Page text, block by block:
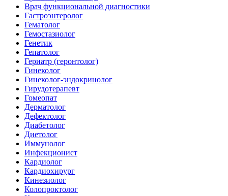
Врач функциональной диагностики
Гастроэнтеролог
Гематолог
Гемостазиолог
Генетик
Гепатолог
Гериатр (геронтолог)
Гинеколог
Гинеколог-эндокринолог
Гирудотерапевт
Гомеопат
Дерматолог
Дефектолог
Диабетолог
Диетолог
Иммунолог
Инфекционист
Кардиолог
Кардиохирург
Кинезиолог
Колопроктолог